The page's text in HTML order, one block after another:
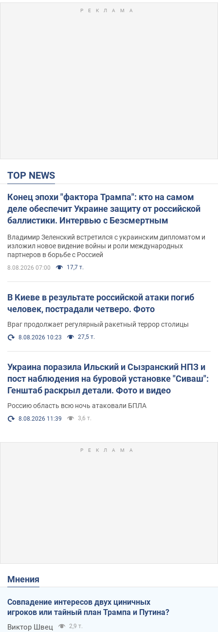
TOP NEWS
Конец эпохи "фактора Трампа": кто на самом
деле обеспечит Украине защиту от российской
баллистики. Интервью с Безсмертным
Владимир Зеленский встретился с украинским дипломатом и
изложил новое видение войны и роли международных
партнеров в борьбе с Россией
8.08.2026 07:00 17,7 т.
В Киеве в результате российской атаки погиб
человек, пострадали четверо. Фото
Враг продолжает регулярный ракетный террор столицы
8.08.2026 10:23 27,5 т.
Украина поразила Ильский и Сызранский НПЗ и
пост наблюдения на буровой установке "Сиваш":
Генштаб раскрыл детали. Фото и видео
Россию область всю ночь атаковали БПЛА
8.08.2026 11:39 3,6 т.
Мнения
Совпадение интересов двух циничных
игроков или тайный план Трампа и Путина?
Виктор Швец 2,9 т.